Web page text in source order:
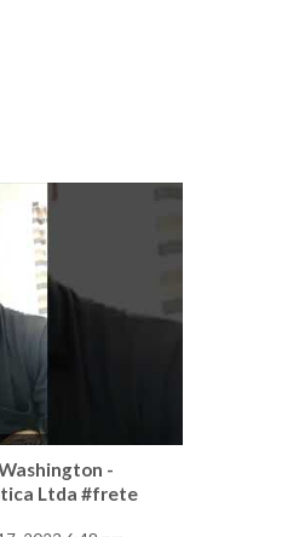
-
Ltda #frete